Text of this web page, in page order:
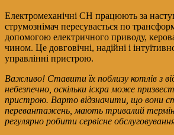
Електромеханічні СН працюють за
струмознімач пересувається по
допомогою електричного приводу,
чином. Це довговічні, надійні і
управлінні пристрою.
Важливо! Ставити їх поблизу котлів з
небезпечно, оскільки іскра може
пристрою. Варто відзначити, що вони
перевантажень, мають тривалий термін
регулярно робити сервісне